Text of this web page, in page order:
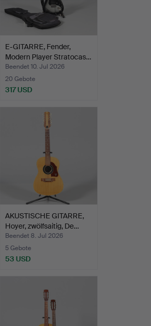
E-GITARRE, Fender,
Modern Player Stratocas…
Beendet 10. Jul 2026
20 Gebote
317 USD
AKUSTISCHE GITARRE,
Hoyer, zwölfsaitig, De…
Beendet 8. Jul 2026
5 Gebote
53 USD